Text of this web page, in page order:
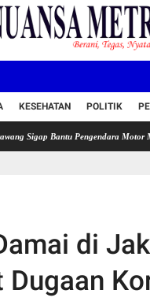
KESEHATAN POLITIK
Bantu Pengendara Motor Mogok,
di
Dugaan